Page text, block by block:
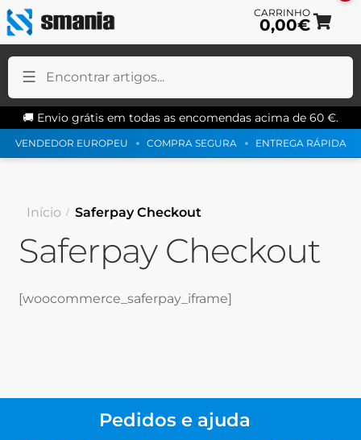
🚚 Envio grátis em todas as encomendas acima de 60 €.
VENDEDOR EUROPEU COMPRA SEGURA ENTREGA RÁPIDA
0,00€
Início Saferpay Checkout
Saferpay Checkout
[woocommerce_saferpay_iframe]
Pedidos e ajuda